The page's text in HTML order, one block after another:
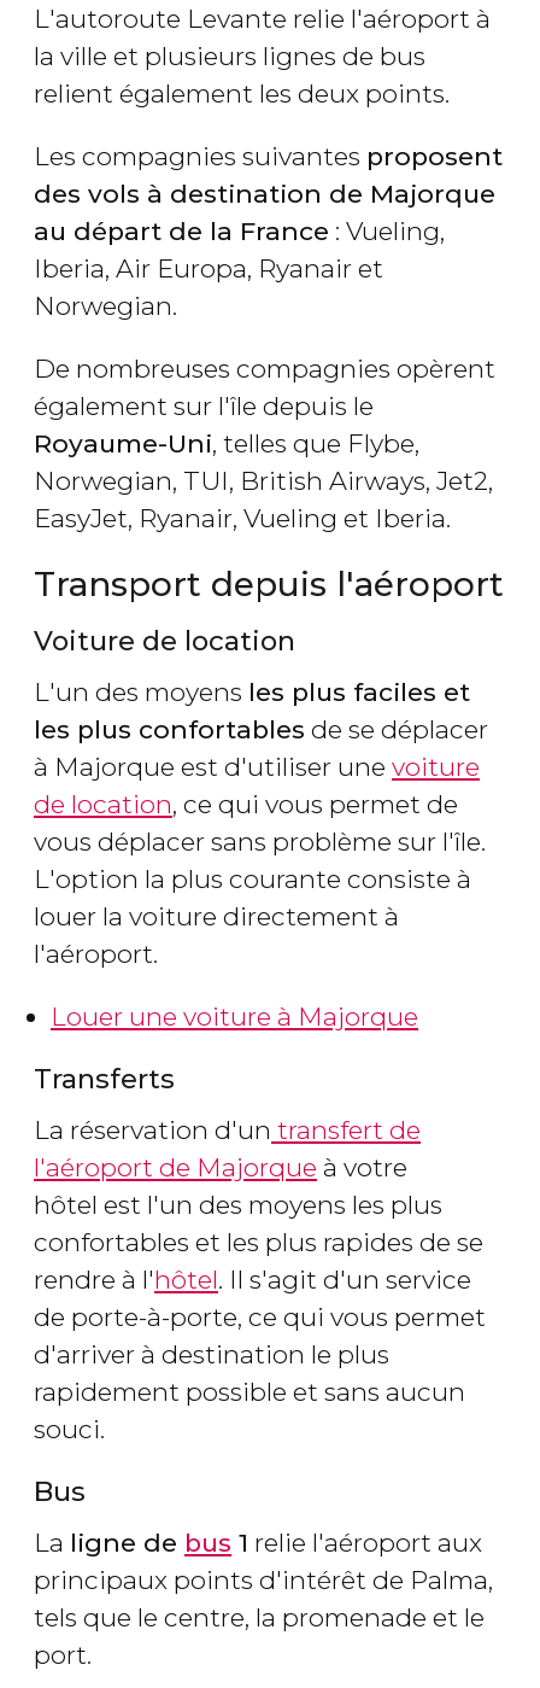
L'autoroute Levante relie l'aéroport à
la ville et plusieurs lignes de bus
relient également les deux points.
Les compagnies suivantes proposent
des vols à destination de Majorque
au départ de la France : Vueling,
Iberia, Air Europa, Ryanair et
Norwegian.
De nombreuses compagnies opèrent
également sur l'île depuis le
Royaume-Uni, telles que Flybe,
Norwegian, TUI, British Airways, Jet2,
EasyJet, Ryanair, Vueling et Iberia.
Transport depuis l'aéroport
Voiture de location
L'un des moyens les plus faciles et
les plus confortables de se déplacer
à Majorque est d'utiliser une voiture
de location, ce qui vous permet de
vous déplacer sans problème sur l'île.
L'option la plus courante consiste à
louer la voiture directement à
l'aéroport.
Louer une voiture à Majorque
Transferts
La réservation d'un transfert de
l'aéroport de Majorque à votre
hôtel est l'un des moyens les plus
confortables et les plus rapides de se
rendre à l'hôtel. Il s'agit d'un service
de porte-à-porte, ce qui vous permet
d'arriver à destination le plus
rapidement possible et sans aucun
souci.
Bus
La ligne de bus 1 relie l'aéroport aux
principaux points d'intérêt de Palma,
tels que le centre, la promenade et le
port.